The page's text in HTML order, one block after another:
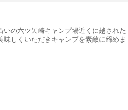
いの六ツ矢崎キャンプ場近くに越された
味しくいただきキャンプを素敵に締めま